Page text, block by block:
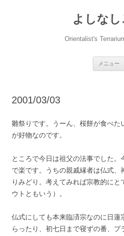
よしなし
Orientalist's
メニュー
2001/03/03
雛祭りです。うーん、桜餅が食べた
が好物なのです。
ところで今日は祖父の法事でした
で楽です。うちの親戚縁者は仏式、
りみどり。考えてみれば宗教的に
ウトともいう）。
仏式にしても本来臨済宗なのに日蓮
らったり、初七日まで寝ずの番、